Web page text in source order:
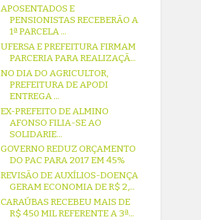
APOSENTADOS E
PENSIONISTAS RECEBERÃO A
1ª PARCELA ...
UFERSA E PREFEITURA FIRMAM
PARCERIA PARA REALIZAÇÃ...
NO DIA DO AGRICULTOR,
PREFEITURA DE APODI
ENTREGA ...
EX-PREFEITO DE ALMINO
AFONSO FILIA-SE AO
SOLIDARIE...
GOVERNO REDUZ ORÇAMENTO
DO PAC PARA 2017 EM 45%
REVISÃO DE AUXÍLIOS-DOENÇA
GERAM ECONOMIA DE R$ 2,...
CARAÚBAS RECEBEU MAIS DE
R$ 450 MIL REFERENTE A 3ª...